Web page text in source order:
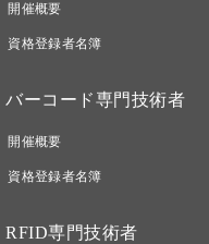
開催概要
資格登録者名簿
バーコード専門技術者
開催概要
資格登録者名簿
RFID専門技術者